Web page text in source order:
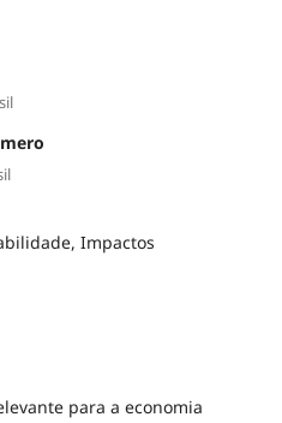
Impactos
para a economia